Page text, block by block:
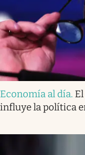
Economía al día.
influye la política